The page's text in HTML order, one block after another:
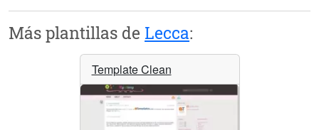
Más plantillas de Lecca:
Template Clean